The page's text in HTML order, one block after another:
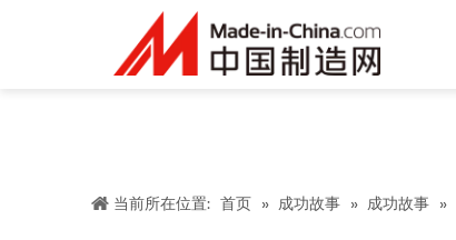
当前所在位置: 首页 » 成功故事 » 成功故事 »